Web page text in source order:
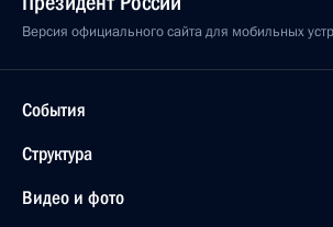
Версия официального сайта для мобильных
События
Структура
Видео и фото